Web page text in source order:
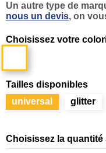
Un autre type de
nous un devis, on
Choisissez votre
Tailles disponibles
universal
glitter
Choisissez la quantité